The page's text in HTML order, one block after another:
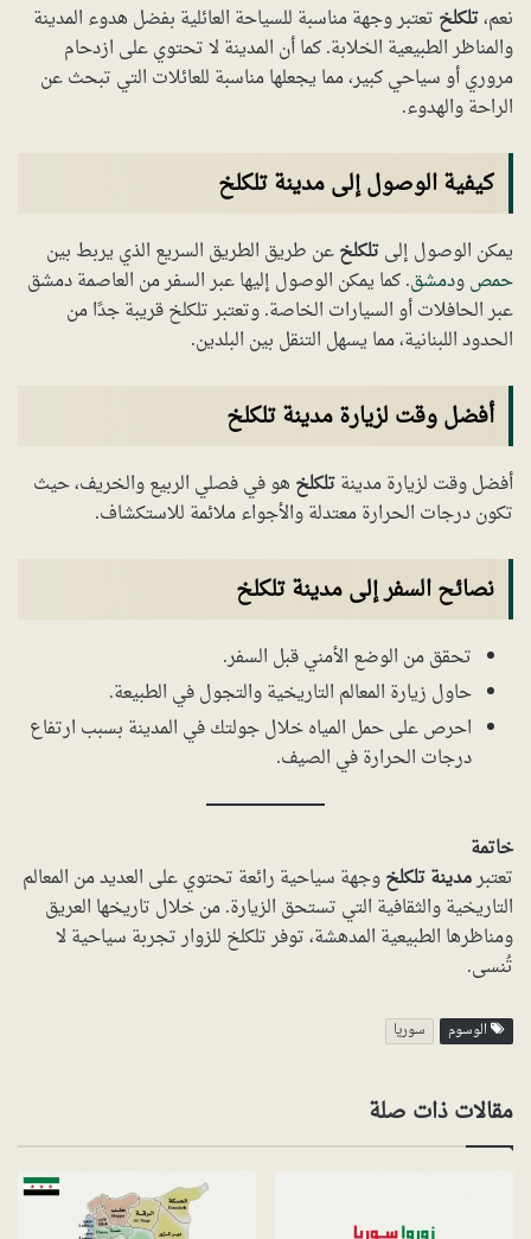
نعم،تلكلخ تعتبر وجهة مناسبة للسياحة العائلية بفضل هدوء المدينة
والمناظر الطبيعية الخلابة. كما أن المدينة لا تحتوي على ازدحام
مروري أو سياحي كبير، مما يجعلها مناسبة للعائلات التي تبحث عن
الراحة والهدوء.
كيفية الوصول إلى مدينة تلكلخ
يمكن الوصول إلىتلكلخعن طريق الطريق السريع الذي يربط بين
حمصودمشق. كما يمكن الوصول إليها عبر السفر من العاصمة دمشق
عبر الحافلات أو السيارات الخاصة. وتعتبر تلكلخ قريبة جدًا من
الحدود اللبنانية، مما يسهل التنقل بين البلدين.
أفضل وقت لزيارة مدينة تلكلخ
أفضل وقت لزيارة مدينةتلكلخ هو في فصلي الربيع والخريف، حيث
تكون درجات الحرارة معتدلة والأجواء ملائمة للاستكشاف.
نصائح السفر إلى مدينة تلكلخ
تحقق من الوضع الأمني قبل السفر.
حاول زيارة المعالم التاريخية والتجول في الطبيعة.
احرص على حمل المياه خلال جولتك في المدينة بسبب ارتفاع
درجات الحرارة في الصيف.
خاتمة
تعتبرمدينة تلكلخوجهة سياحية رائعة تحتوي على العديد من المعالم
التاريخية والثقافية التي تستحق الزيارة. من خلال تاريخها العريق
ومناظرها الطبيعية المدهشة، توفر تلكلخ للزوار تجربة سياحية لا
تُنسى.
الوسوم سوريا
مقالات ذات صلة